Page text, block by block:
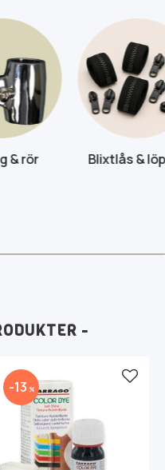
Blixtlås & löpare
-
i favoriter
13 % Lägg